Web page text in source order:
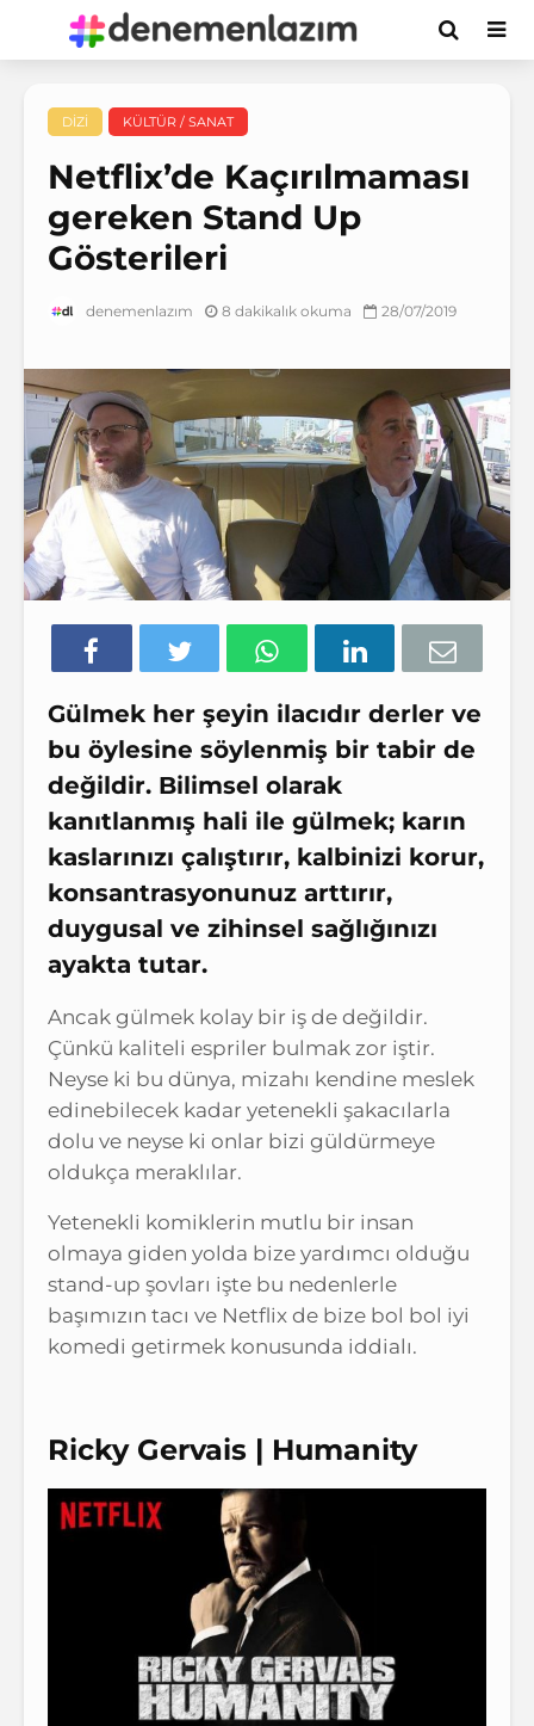
DIZI KÜLTÜR / SANAT
Netflix’de Kaçırılmaması
gereken Stand Up
Gösterileri
denemenlazım 8 dakikalık okuma 28/07/2019
Gülmek her şeyin ilacıdır derler ve
bu öylesine söylenmiş bir tabir de
değildir. Bilimsel olarak
kanıtlanmış hali ile gülmek; karın
kaslarınızı çalıştırır, kalbinizi korur,
konsantrasyonunuz arttırır,
duygusal ve zihinsel sağlığınızı
ayakta tutar.
Ancak gülmek kolay bir iş de değildir.
Çünkü kaliteli espriler bulmak zor iştir.
Neyse ki bu dünya, mizahı kendine meslek
edinebilecek kadar yetenekli şakacılarla
dolu ve neyse ki onlar bizi güldürmeye
oldukça meraklılar.
Yetenekli komiklerin mutlu bir insan
olmaya giden yolda bize yardımcı olduğu
stand-up şovları işte bu nedenlerle
başımızın tacı ve Netflix de bize bol bol iyi
komedi getirmek konusunda iddialı.
Ricky Gervais | Humanity